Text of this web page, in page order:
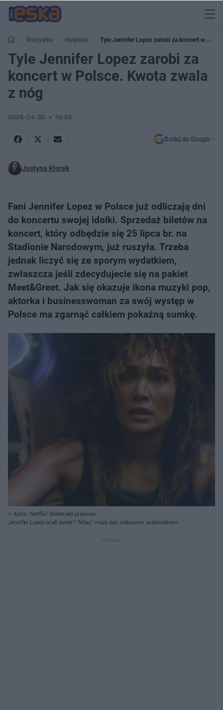
Rozrywka Hotplota
Tyle Jennifer Lopez zarobi za koncert w
Polsce. Kwota zwala z nóg
Tyle Jennifer Lopez zarobi za
koncert w Polsce. Kwota zwala
z nóg
2025-04-30 16:56
Dodaj do Google
Justyna Klorek
Fani Jennifer Lopez w Polsce już odliczają dni
do koncertu swojej idolki. Sprzedaż biletów na
koncert, który odbędzie się 25 lipca br. na
Stadionie Narodowym, już ruszyła. Trzeba
jednak liczyć się ze sporym wydatkiem,
zwłaszcza jeśli zdecydujecie się na pakiet
Meet&Greet. Jak się okazuje ikona muzyki pop,
aktorka i businesswoman za swój występ w
Polsce ma zgarnąć całkiem pokaźną sumkę.
Autor: Netflix/ Materiały prasowe
Jennifer Lopez ocali świat? “Atlas” może być ciekawym widowiskiem